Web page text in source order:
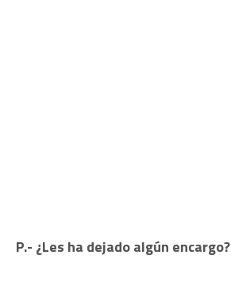
P.- ¿Les ha dejado algún encargo?